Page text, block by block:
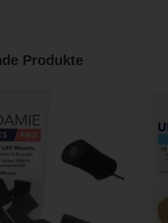
Produkte
(12 Stück)
HINZUFÜGEN